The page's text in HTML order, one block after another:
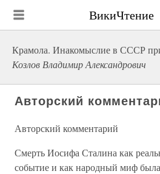
ВикиЧтение
Крамола. Инакомыслие в СССР
Козлов Владимир Александрович
Авторский
Авторский комментарий
Смерть Иосифа Сталина как
событие и как народный миф